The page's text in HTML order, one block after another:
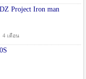
Project Iron man
4 เดือน